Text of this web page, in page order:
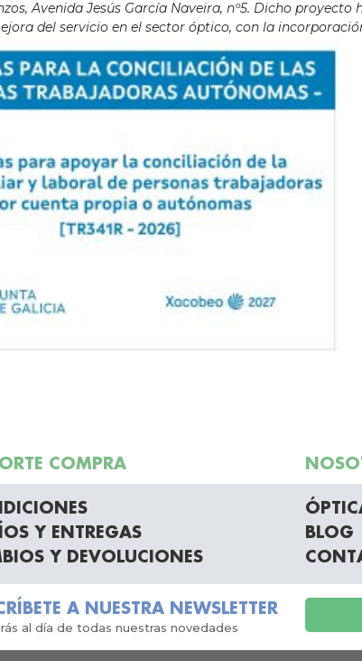
Avenida Jesús García Naveira, nº5. Dicho
del servicio en el sector óptico, con la
COMPRA
Y ENTREGAS
Y DEVOLUCIONES
BLOG
A NUESTRA NEWSLETTER
al día de todas nuestras novedades